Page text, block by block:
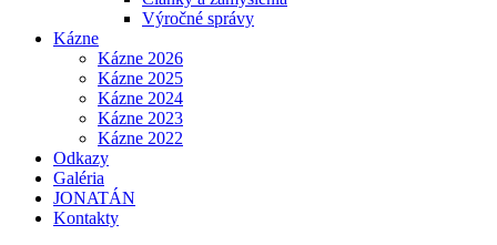
Výročné správy
Kázne
Kázne 2026
Kázne 2025
Kázne 2024
Kázne 2023
Kázne 2022
Odkazy
Galéria
JONATÁN
Kontakty